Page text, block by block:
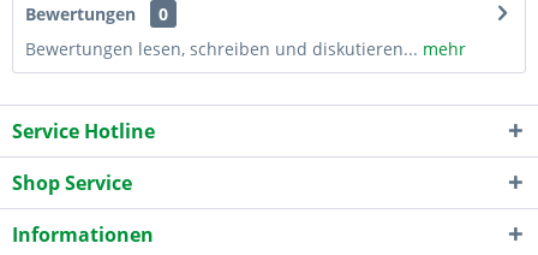
Bewertungen
0
Bewertungen lesen, schreiben und diskutieren... mehr
Service Hotline
Shop Service
Informationen